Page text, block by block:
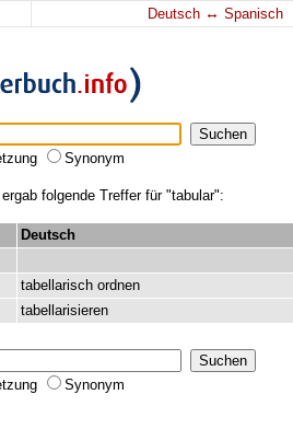
Deutsch ↔ Spanisch
Synonym
folgende Treffer für "tabular":
Deutsch
tabellarisch ordnen
tabellarisieren
Synonym